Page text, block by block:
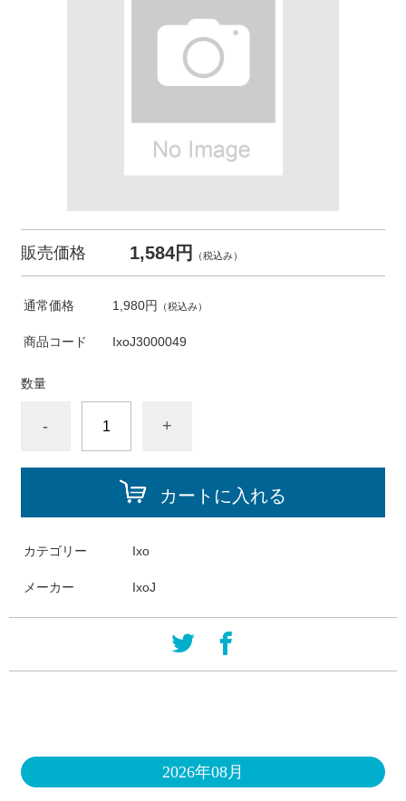
販売価格 1,584円 （税込み）
通常価格 1,980円 （税込み）
商品コード IxoJ3000049
数量
- +
カートに入れる
カテゴリー Ixo
メーカー IxoJ
2026年08月